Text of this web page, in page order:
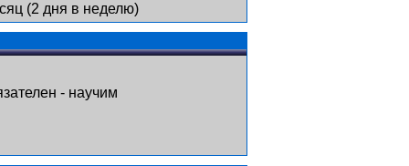
(2 дня в неделю)
- научим